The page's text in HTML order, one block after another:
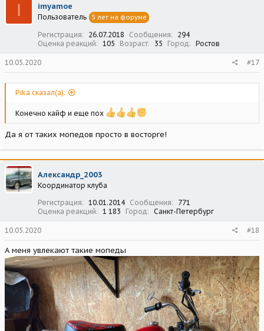
I imyamoe
Пользователь 5 лет на форуме
Регистрация 26.07.2018 Сообщения
294
Оценка реакций
105 Возраст 35 Город Ростов
10.05.2020 #17
Pika сказал(а):
Конечно кайф и еще пох
Да я от таких мопедов просто в восторге!
Александр_2003
Координатор клуба
Регистрация
10.01.2014 Сообщения
771
Оценка реакций
1 183 Город Санкт-Петербург
10.05.2020 #18
А меня увлекают такие мопеды